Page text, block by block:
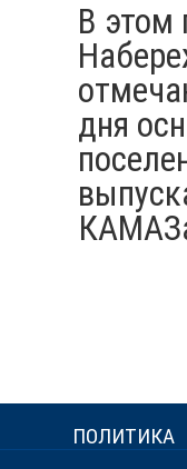
В этом
дня
ПОЛИТИКА